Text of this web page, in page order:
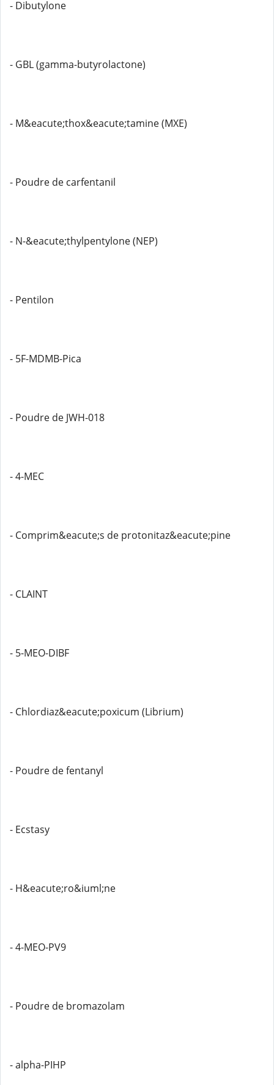
- Dibutylone
- GBL (gamma-butyrolactone)
- M&eacute;thox&eacute;tamine (MXE)
- Poudre de carfentanil
- N-&eacute;thylpentylone (NEP)
- Pentilon
- 5F-MDMB-Pica
- Poudre de JWH-018
- 4-MEC
- Comprim&eacute;s de protonitaz&eacute;pine
- CLAINT
- 5-MEO-DIBF
- Chlordiaz&eacute;poxicum (Librium)
- Poudre de fentanyl
- Ecstasy
- H&eacute;ro&iuml;ne
- 4-MEO-PV9
- Poudre de bromazolam
- alpha-PIHP